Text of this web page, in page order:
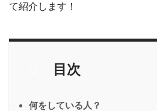
て紹介します！
目次
何をしている人？